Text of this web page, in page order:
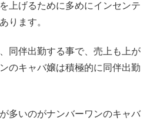
上げるために多めにインセンテ
ります。
同伴出勤する事で、売上も上が
のキャバ嬢は積極的に同伴出勤
多いのがナンバーワンのキャバ